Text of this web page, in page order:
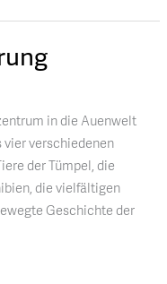
in die Auenwelt
vier verschiedenen
der Tümpel, die
die vielfältigen
Geschichte der